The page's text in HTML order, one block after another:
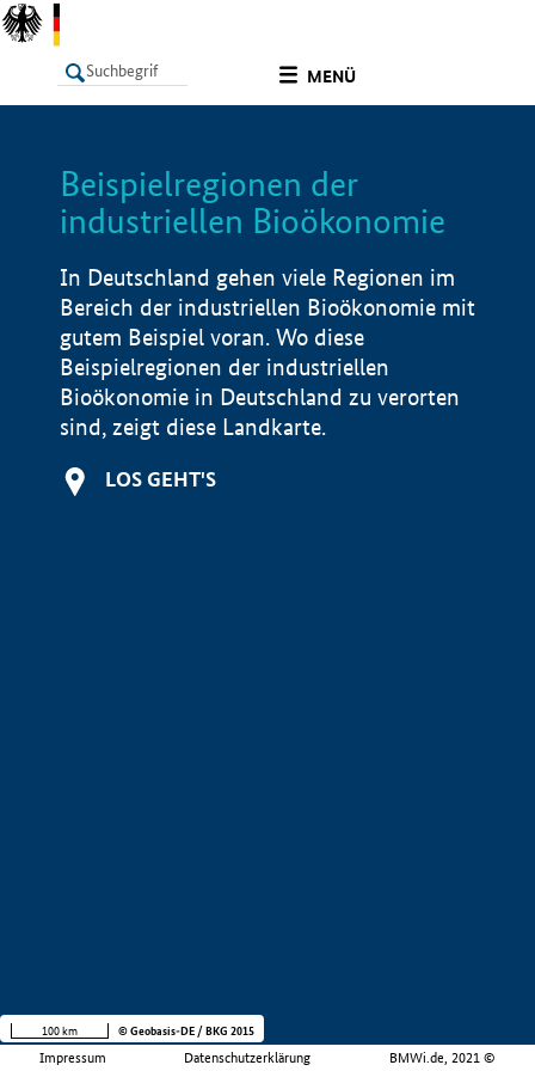
MENÜ
LISTE
Beispielregionen der
industriellen Bioökonomie
In Deutschland gehen viele Regionen im
Bereich der industriellen Bioökonomie mit
gutem Beispiel voran. Wo diese
Beispielregionen der industriellen
Bioökonomie in Deutschland zu verorten
sind, zeigt diese Landkarte.
LOS GEHT'S
Impressum Datenschutzerklärung BMWi.de, 2021 ©
100 km © Geobasis-DE / BKG 2015